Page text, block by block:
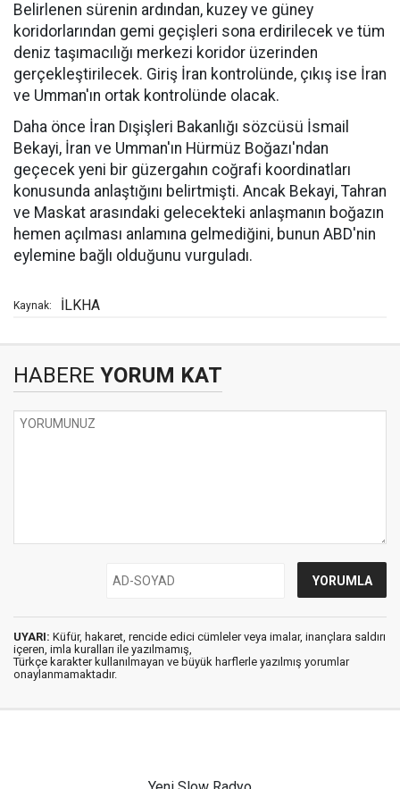
Belirlenen sürenin ardından, kuzey ve güney
koridorlarından gemi geçişleri sona erdirilecek ve tüm
deniz taşımacılığı merkezi koridor üzerinden
gerçekleştirilecek. Giriş İran kontrolünde, çıkış ise İran
ve Umman'ın ortak kontrolünde olacak.
Daha önce İran Dışişleri Bakanlığı sözcüsü İsmail
Bekayi, İran ve Umman'ın Hürmüz Boğazı'ndan
geçecek yeni bir güzergahın coğrafi koordinatları
konusunda anlaştığını belirtmişti. Ancak Bekayi, Tahran
ve Maskat arasındaki gelecekteki anlaşmanın boğazın
hemen açılması anlamına gelmediğini, bunun ABD'nin
eylemine bağlı olduğunu vurguladı.
Kaynak: İLKHA
HABERE YORUM KAT
UYARI: Küfür, hakaret, rencide edici cümleler veya imalar, inançlara saldırı
içeren, imla kuralları ile yazılmamış,
Türkçe karakter kullanılmayan ve büyük harflerle yazılmış yorumlar
onaylanmamaktadır.